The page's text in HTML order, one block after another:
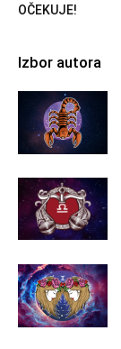
OČEKUJE!
Izbor autora